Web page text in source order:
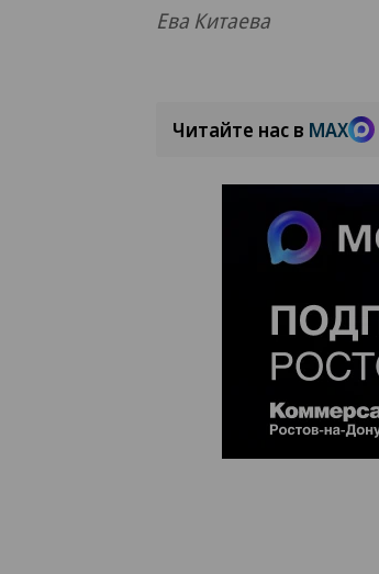
Ева Китаева
Читайте нас в MAX